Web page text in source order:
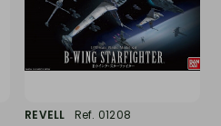
REVELL
Ref. 01208